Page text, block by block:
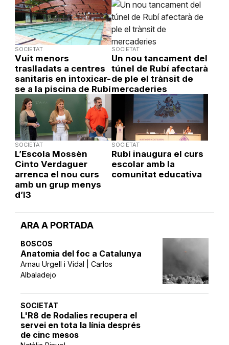
ARA A PORTADA
BOSCOS
Anatomia del foc a Catalunya
Arnau Urgell i Vidal | Carlos
Albaladejo
SOCIETAT
L'R8 de Rodalies recupera el
servei en tota la línia després
de cinc mesos
SOCIETAT
Vuit menors
traslladats a centres
sanitaris en intoxicar-
se a la piscina de Rubí
SOCIETAT
Un nou tancament del
túnel de Rubí afectarà
de ple el trànsit de
mercaderies
SOCIETAT
L’Escola Mossèn
Cinto Verdaguer
arrenca el nou curs
amb un grup menys
d’I3
SOCIETAT
Rubí inaugura el curs
escolar amb la
comunitat educativa